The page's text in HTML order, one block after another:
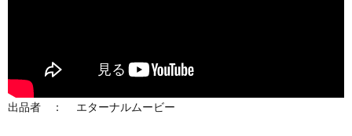
出品者 ： エターナルムービー